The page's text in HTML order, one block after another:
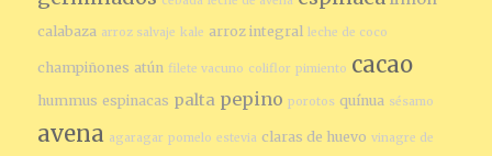
calabaza arroz salvaje kale arroz integral leche de coco
champiñones atún filete vacuno coliflor pimiento cacao
hummus espinacas palta pepino porotos quínua sésamo
avena agaragar pomelo estevia claras de huevo vinagre de